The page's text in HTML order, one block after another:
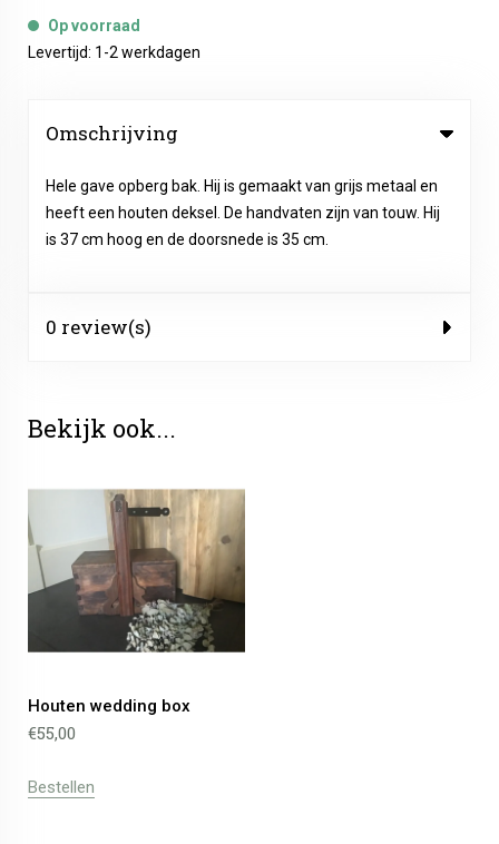
Op voorraad
Levertijd: 1-2 werkdagen
Omschrijving
Hele gave opberg bak. Hij is gemaakt van grijs metaal en
heeft een houten deksel. De handvaten zijn van touw. Hij
is 37 cm hoog en de doorsnede is 35 cm.
0 review(s)
Bekijk ook...
Houten wedding box
€55,00
Bestellen